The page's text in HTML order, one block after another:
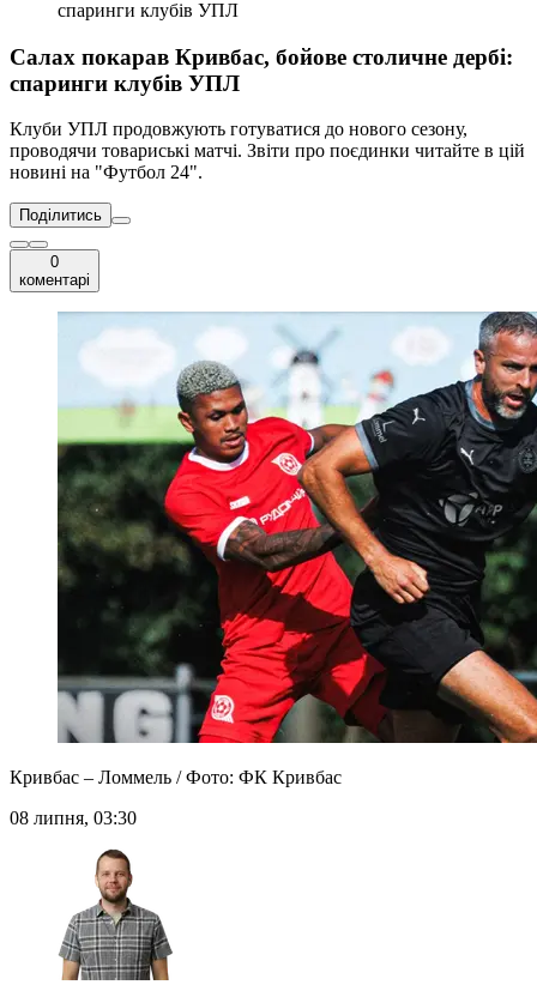
спаринги клубів УПЛ
Салах покарав Кривбас, бойове столичне дербі:
спаринги клубів УПЛ
Клуби УПЛ продовжують готуватися до нового сезону,
проводячи товариські матчі. Звіти про поєдинки читайте в цій
новині на "Футбол 24".
Поділитись
0
коментарі
Кривбас – Ломмель / Фото: ФК Кривбас
08 липня, 03:30